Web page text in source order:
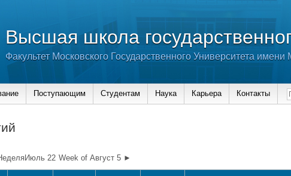
Высшая школа
Факультет Московского Государственного Университета
Поступающим Студентам Наука Карьера Контакты
22 Week of Август 5 ►